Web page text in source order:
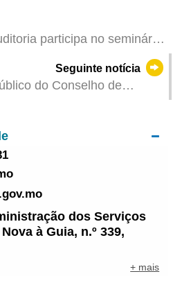
participa no seminário
dos Países de Língua
Seguinte notícia
do Conselho de
dos Serviços
à Guia, n.º 339,
+ mais